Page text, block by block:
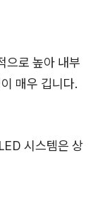
으로 높아 내부
매우 깁니다.
시스템은 상